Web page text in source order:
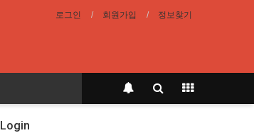
로그인 회원가입 정보찾기
Login